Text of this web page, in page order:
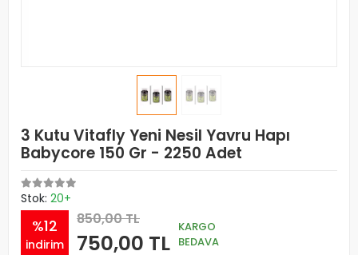
3 Kutu Vitafly Yeni Nesil Yavru Hapı
Babycore 150 Gr - 2250 Adet
Stok: 20+
%12
indirim
850,00 TL
750,00 TL
KARGO
BEDAVA